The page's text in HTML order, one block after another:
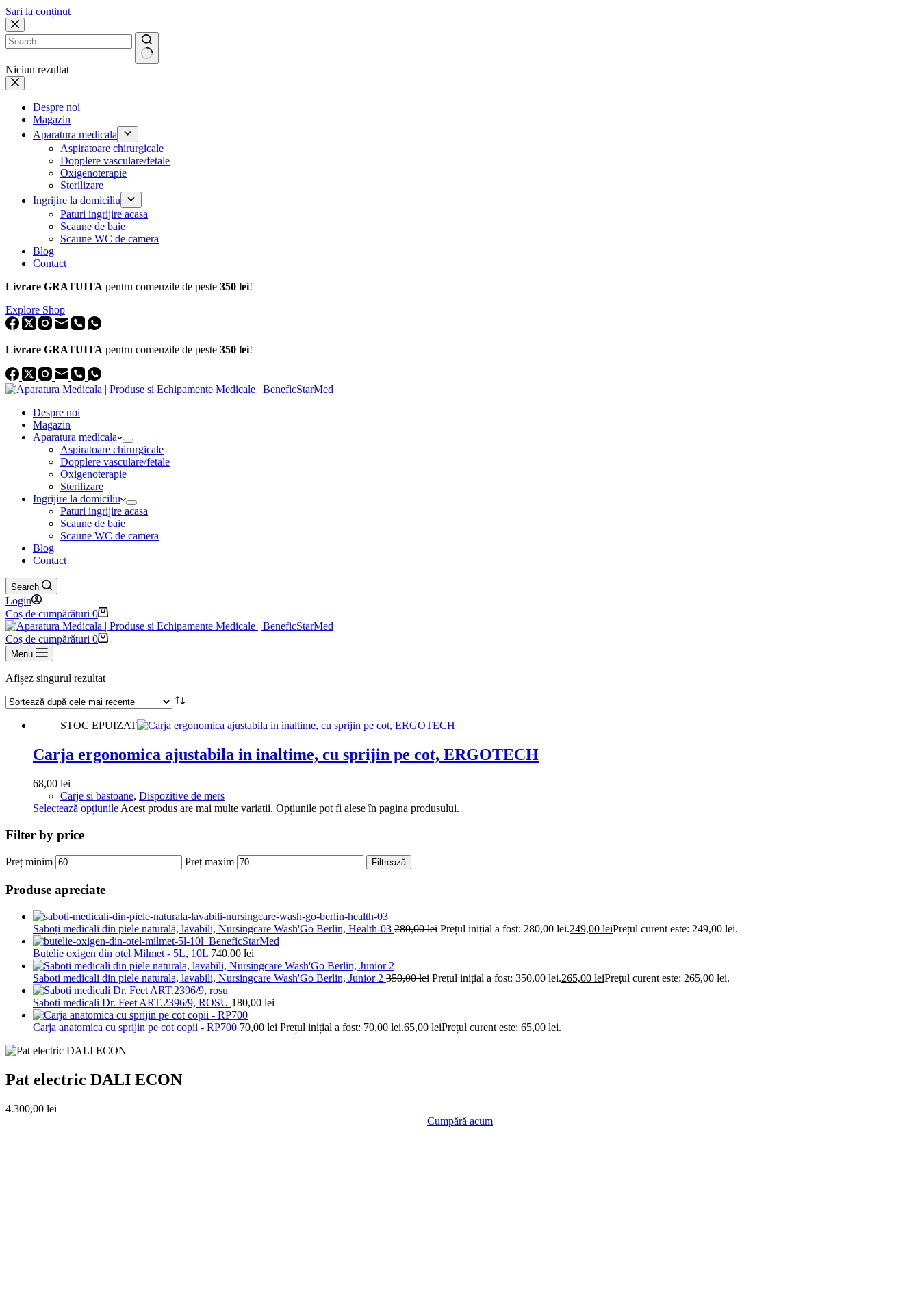
Sari la conținut
Niciun rezultat
Despre noi
Magazin
Aparatura medicala
Aspiratoare chirurgicale
Dopplere vasculare/fetale
Oxigenoterapie
Sterilizare
Ingrijire la domiciliu
Paturi ingrijire acasa
Scaune de baie
Scaune WC de camera
Blog
Contact
Livrare GRATUITA pentru comenzile de peste 350 lei!
Explore Shop
Livrare GRATUITA pentru comenzile de peste 350 lei!
Despre noi
Magazin
Aparatura medicala
Aspiratoare chirurgicale
Dopplere vasculare/fetale
Oxigenoterapie
Sterilizare
Ingrijire la domiciliu
Paturi ingrijire acasa
Scaune de baie
Scaune WC de camera
Blog
Contact
Search
Login
Coș de cumpărături 0
Coș de cumpărături 0
Menu
Afișez singurul rezultat
STOC EPUIZAT
Carja ergonomica ajustabila in inaltime, cu sprijin pe cot, ERGOTECH
68,00 lei
Carje si bastoane, Dispozitive de mers
Selectează opțiunile Acest produs are mai multe variații. Opțiunile pot fi alese în pagina produsului.
Filter by price
Preț minim Preț maxim Filtrează
Produse apreciate
Saboți medicali din piele naturală, lavabili, Nursingcare Wash'Go Berlin, Health-03 280,00lei Prețul inițial a fost: 280,00 lei.249,00 leiPrețul curent este: 249,00 lei.
Butelie oxigen din otel Milmet - 5L, 10L 740,00 lei
Saboti medicali din piele naturala, lavabili, Nursingcare Wash'Go Berlin, Junior 2 350,00lei Prețul inițial a fost: 350,00 lei.265,00 leiPrețul curent este: 265,00 lei.
Saboti medicali Dr. Feet ART.2396/9, ROSU 180,00 lei
Carja anatomica cu sprijin pe cot copii - RP700 70,00lei Prețul inițial a fost: 70,00 lei.65,00 leiPrețul curent este: 65,00 lei.
Pat electric DALI ECON
4.300,00 lei
Cumpără acum